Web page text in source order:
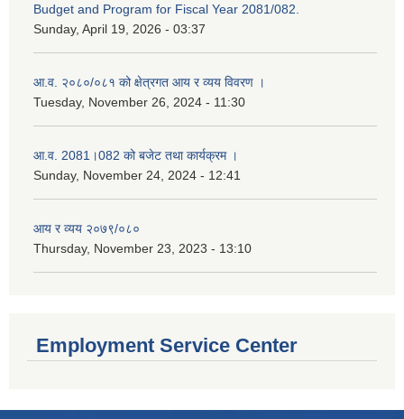
Budget and Program for Fiscal Year 2081/082.
Sunday, April 19, 2026 - 03:37
आ.व. २०८०/०८१ को क्षेत्रगत आय र व्यय विवरण ।
Tuesday, November 26, 2024 - 11:30
आ.व. 2081।082 को बजेट तथा कार्यक्रम ।
Sunday, November 24, 2024 - 12:41
आय र व्यय २०७९/०८०
Thursday, November 23, 2023 - 13:10
Employment Service Center